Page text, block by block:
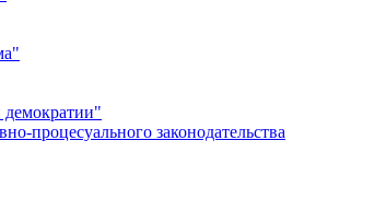
процесуального законодательства